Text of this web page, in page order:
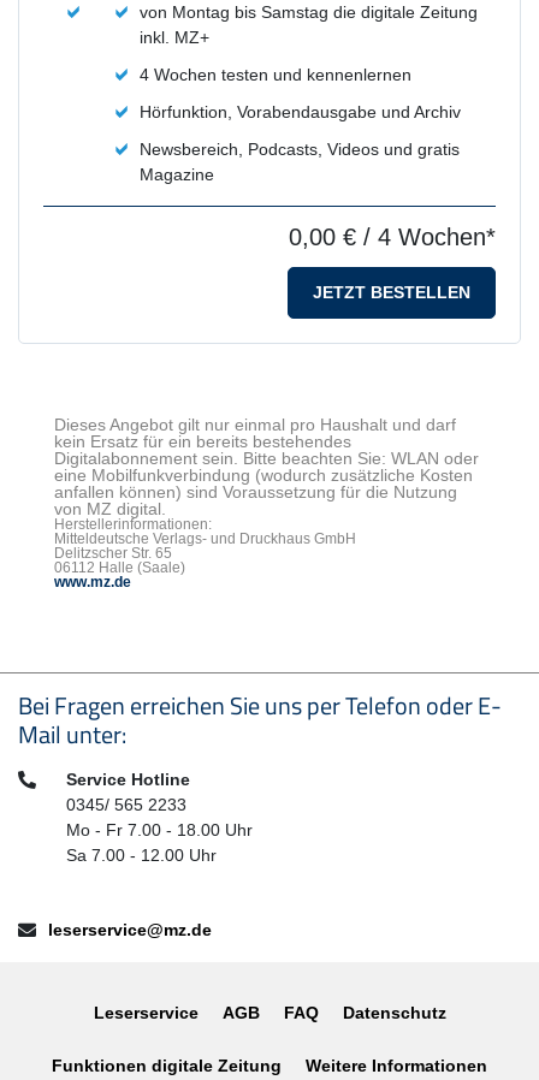
von Montag bis Samstag die digitale Zeitung
inkl. MZ+
4 Wochen testen und kennenlernen
Hörfunktion, Vorabendausgabe und Archiv
Newsbereich, Podcasts, Videos und gratis
Magazine
0,00 € / 4 Wochen*
JETZT BESTELLEN
Dieses Angebot gilt nur einmal pro Haushalt und darf
kein Ersatz für ein bereits bestehendes
Digitalabonnement sein. Bitte beachten Sie: WLAN oder
eine Mobilfunkverbindung (wodurch zusätzliche Kosten
anfallen können) sind Voraussetzung für die Nutzung
von MZ digital.
Herstellerinformationen:
Mitteldeutsche Verlags- und Druckhaus GmbH
Delitzscher Str. 65
06112 Halle (Saale)
www.mz.de
Seitenfußbereich
Bei Fragen erreichen Sie uns per Telefon oder E-
Mail unter:
Telefon:Service Hotline
0345/ 565 2233
Mo - Fr 7.00 - 18.00 Uhr
Sa 7.00 - 12.00 Uhr
E-Mail:leserservice@mz.de
Leserservice AGB FAQ Datenschutz
Funktionen digitale Zeitung Weitere Informationen